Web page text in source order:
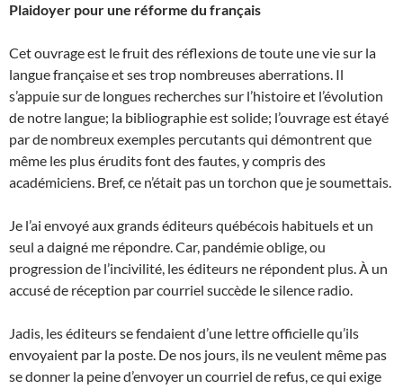
Plaidoyer pour une réforme du français
Cet ouvrage est le fruit des réflexions de toute une vie sur la
langue française et ses trop nombreuses aberrations. Il
s’appuie sur de longues recherches sur l’histoire et l’évolution
de notre langue; la bibliographie est solide; l’ouvrage est étayé
par de nombreux exemples percutants qui démontrent que
même les plus érudits font des fautes, y compris des
académiciens. Bref, ce n’était pas un torchon que je soumettais.
Je l’ai envoyé aux grands éditeurs québécois habituels et un
seul a daigné me répondre. Car, pandémie oblige, ou
progression de l’incivilité, les éditeurs ne répondent plus. À un
accusé de réception par courriel succède le silence radio.
Jadis, les éditeurs se fendaient d’une lettre officielle qu’ils
envoyaient par la poste. De nos jours, ils ne veulent même pas
se donner la peine d’envoyer un courriel de refus, ce qui exige